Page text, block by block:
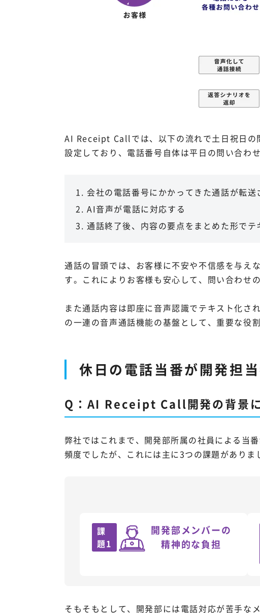
AI Receipt Callでは、以下の流れで土日祝日の
設定しており、電話番号自体は平日の問い合わ
会社の電話番号にかかってきた通話が転
AI音声が電話に対応する
通話終了後、内容の要点をまとめた形で
通話の冒頭では、お客様に不安や不信感を与え
す。これによりお客様も安心して、問い合わせ
また通話内容は即座に音声認識でテキスト化
の一連の音声通話機能の基盤として、重要な役
休日の電話当番が開発担
Q：AI Receipt Call開発の背景
弊社ではこれまで、開発部所属の社員による当
頻度でしたが、これには主に3つの課題がありま
課
題1
開発部メンバーの
精神的な負担
そもそもとして、開発部には電話対応が苦手な